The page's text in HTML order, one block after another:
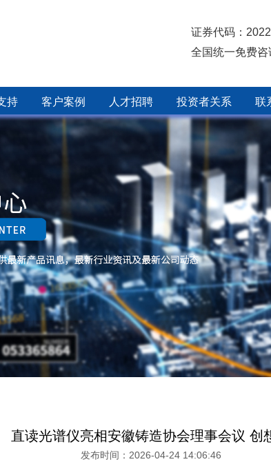
证券代码：
全国统一免费咨
持 客户案例 人才招聘 投资者关系 联
直读光谱仪亮相安徽铸造协会理事会议 创
发布时间：2026-04-24